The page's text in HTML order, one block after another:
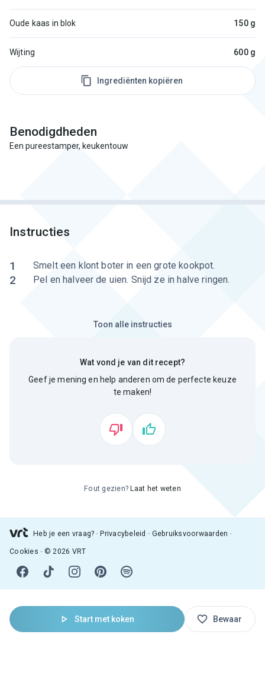
Start met koken Bewaar
Oude kaas in blok 150 g
Wijting 600 g
Ingrediënten kopiëren
Benodigdheden
Een pureestamper, keukentouw
Instructies
1 Smelt een klont boter in een grote kookpot.
2 Pel en halveer de uien. Snijd ze in halve ringen.
Toon alle instructies
Wat vond je van dit recept?
Geef je mening en help anderen om de perfecte keuze
te maken!
Fout gezien? Laat het weten
Heb je een vraag? Privacybeleid Gebruiksvoorwaarden
Cookies © 2026 VRT